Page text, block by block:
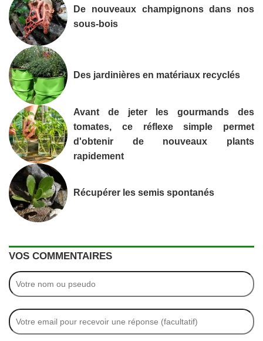
De nouveaux champignons dans nos
sous-bois
Des jardinières en matériaux recyclés
Avant de jeter les gourmands des
tomates, ce réflexe simple permet
d'obtenir de nouveaux plants
rapidement
Récupérer les semis spontanés
VOS COMMENTAIRES